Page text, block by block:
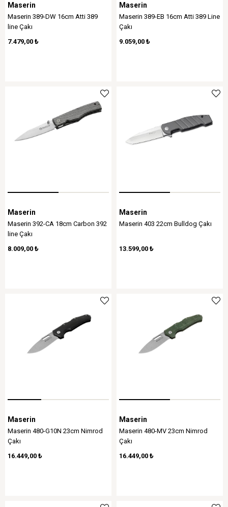
Maserin
Maserin 389-DW 16cm Atti 389
line Çakı
7.479,00 ₺
Maserin
Maserin 389-EB 16cm Atti 389 Line
Çakı
9.059,00 ₺
Maserin
Maserin 392-CA 18cm Carbon 392
line Çakı
8.009,00 ₺
Maserin
Maserin 403 22cm Bulldog Çakı
13.599,00 ₺
Maserin
Maserin 480-G10N 23cm Nimrod
Çakı
16.449,00 ₺
Maserin
Maserin 480-MV 23cm Nimrod
Çakı
16.449,00 ₺